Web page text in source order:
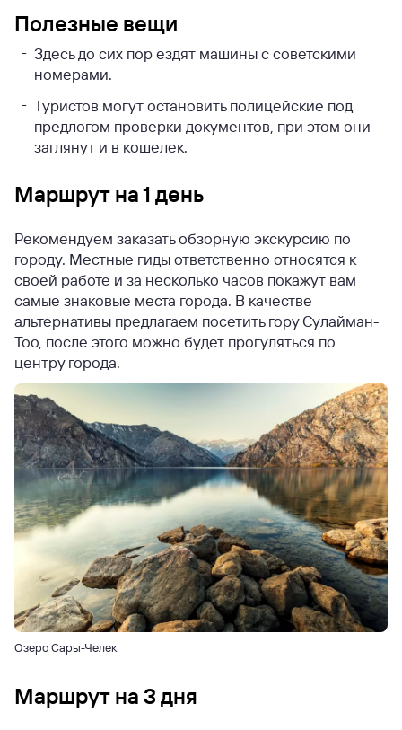
Полезные вещи
Здесь до сих пор ездят машины с советскими
номерами.
Туристов могут остановить полицейские под
предлогом проверки документов, при этом они
заглянут и в кошелек.
Маршрут на 1 день
Рекомендуем заказать обзорную экскурсию по
городу. Местные гиды ответственно относятся к
своей работе и за несколько часов покажут вам
самые знаковые места города. В качестве
альтернативы предлагаем посетить гору Сулайман-
Тоо, после этого можно будет прогуляться по
центру города.
Озеро Сары-Челек
Маршрут на 3 дня